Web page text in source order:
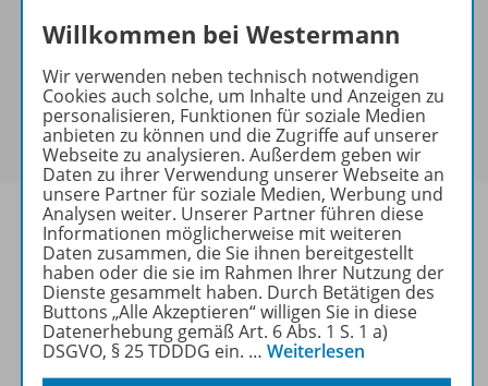
Bei Bezahlung über Paypal und Kreditkarte können
keine Sonderkonditionen gewährt werden.
Sie haben ein passendesSpar-Paket?
Um den für Sie gültigen Preis zu sehen,melden Sie
sich bitte an.
Informationen
Weitere Inhalte der Ausgabe
Willkommen bei Westermann
Wir verwenden neben technisch notwendigen
Cookies auch solche, um Inhalte und Anzeigen zu
personalisieren, Funktionen für soziale Medien
anbieten zu können und die Zugriffe auf unserer
Webseite zu analysieren. Außerdem geben wir
Daten zu ihrer Verwendung unserer Webseite an
unsere Partner für soziale Medien, Werbung und
Analysen weiter. Unserer Partner führen diese
Informationen möglicherweise mit weiteren
Daten zusammen, die Sie ihnen bereitgestellt
haben oder die sie im Rahmen Ihrer Nutzung der
Dienste gesammelt haben. Durch Betätigen des
Buttons „Alle Akzeptieren“ willigen Sie in diese
Datenerhebung gemäß Art. 6 Abs. 1 S. 1 a)
DSGVO, § 25 TDDDG ein. … Weiterlesen